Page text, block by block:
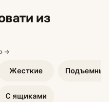
из
Жесткие
С ящиками
Подъемные